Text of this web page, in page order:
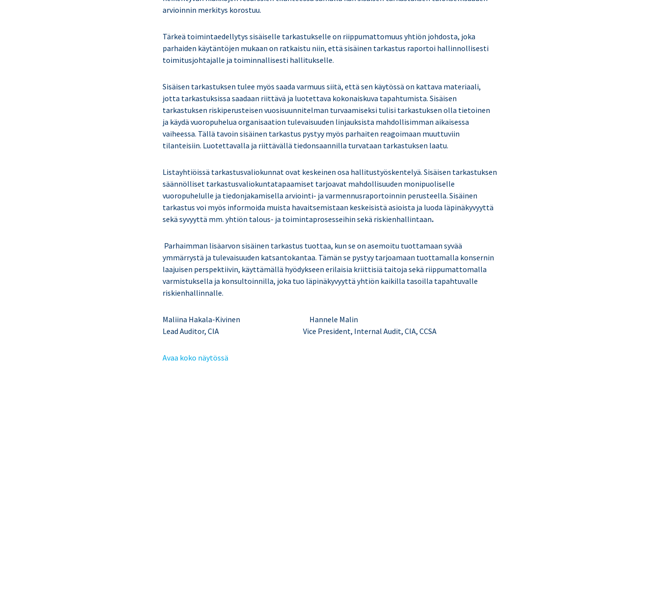
arvioinnin merkitys korostuu.
Tärkeä toimintaedellytys sisäiselle tarkastukselle on riippumattomuus yhtiön johdosta, joka
parhaiden käytäntöjen mukaan on ratkaistu niin, että sisäinen tarkastus raportoi hallinnollisesti
toimitusjohtajalle ja toiminnallisesti hallitukselle.
Sisäisen tarkastuksen tulee myös saada varmuus siitä, että sen käytössä on kattava materiaali,
jotta tarkastuksissa saadaan riittävä ja luotettava kokonaiskuva tapahtumista. Sisäisen
tarkastuksen riskiperusteisen vuosisuunnitelman turvaamiseksi tulisi tarkastuksen olla tietoinen
ja käydä vuoropuhelua organisaation tulevaisuuden linjauksista mahdollisimman aikaisessa
vaiheessa. Tällä tavoin sisäinen tarkastus pystyy myös parhaiten reagoimaan muuttuviin
tilanteisiin. Luotettavalla ja riittävällä tiedonsaannilla turvataan tarkastuksen laatu.
Listayhtiöissä tarkastusvaliokunnat ovat keskeinen osa hallitustyöskentelyä. Sisäisen tarkastuksen
säännölliset tarkastusvaliokuntatapaamiset tarjoavat mahdollisuuden monipuoliselle
vuoropuhelulle ja tiedonjakamisella arviointi- ja varmennusraportoinnin perusteella. Sisäinen
tarkastus voi myös informoida muista havaitsemistaan keskeisistä asioista ja luoda läpinäkyvyyttä
sekä syvyyttä mm. yhtiön talous- ja toimintaprosesseihin sekä riskienhallintaan.
Parhaimman lisäarvon sisäinen tarkastus tuottaa, kun se on asemoitu tuottamaan syvää
ymmärrystä ja tulevaisuuden katsantokantaa. Tämän se pystyy tarjoamaan tuottamalla konsernin
laajuisen perspektiivin, käyttämällä hyödykseen erilaisia kriittisiä taitoja sekä riippumattomalla
varmistuksella ja konsultoinnilla, joka tuo läpinäkyvyyttä yhtiön kaikilla tasoilla tapahtuvalle
riskienhallinnalle.
Maliina Hakala-Kivinen Hannele Malin
Lead Auditor, CIA Vice President, Internal Audit, CIA, CCSA
Avaa koko näytössä